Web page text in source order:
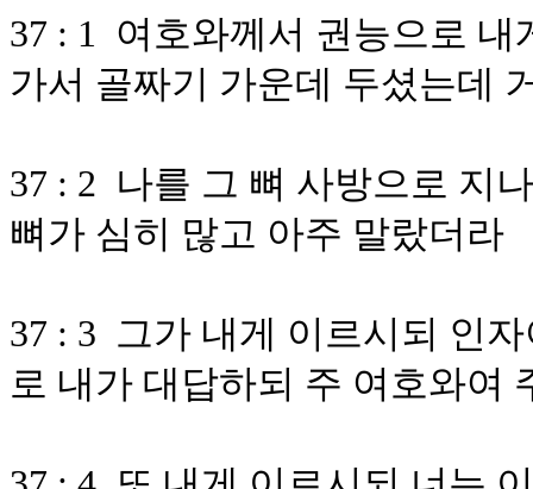
37 : 1 여호와께서 권능으로
가서 골짜기 가운데 두셨는데
37 : 2 나를 그 뼈 사방으로 지
뼈가 심히 많고 아주 말랐더라
37 : 3 그가 내게 이르시되 인
로 내가 대답하되 주 여호와여